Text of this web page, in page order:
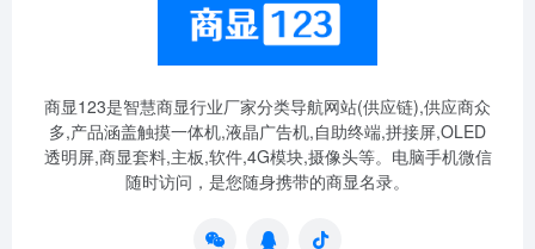
商显123是智慧商显行业厂家分类导航网站(供应链),供应商众
多,产品涵盖触摸一体机,液晶广告机,自助终端,拼接屏,OLED
透明屏,商显套料,主板,软件,4G模块,摄像头等。电脑手机微信
随时访问，是您随身携带的商显名录。